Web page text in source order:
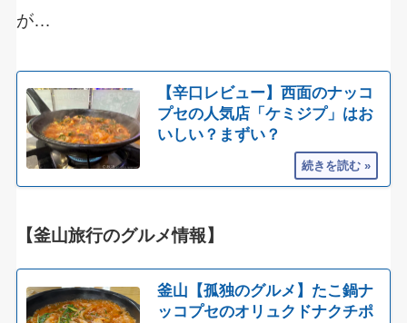
が…
【辛口レビュー】西面のナッコ
プセの人気店「ケミジプ」はお
いしい？まずい？
【釜山旅行のグルメ情報】
釜山【孤独のグルメ】たこ鍋ナ
ッコプセのオリュクドナクチポ